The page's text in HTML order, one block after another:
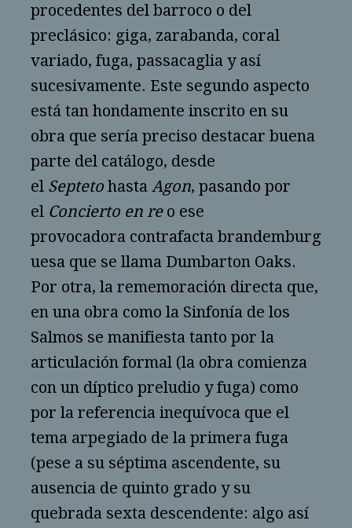
procedentes del barroco o del
preclásico: giga, zarabanda, coral
variado, fuga, passacaglia y así
sucesivamente. Este segundo aspecto
está tan hondamente inscrito en su
obra que sería preciso destacar buena
parte del catálogo, desde
el Septeto hasta Agon, pasando por
el Concierto en reo ese
provocadora contrafacta brandemburg
uesa que se llama Dumbarton Oaks.
Por otra, la rememoración directa que,
en una obra como la Sinfonía de los
Salmos se manifiesta tanto por la
articulación formal (la obra comienza
con un díptico preludio y fuga) como
por la referencia inequívoca que el
tema arpegiado de la primera fuga
(pese a su séptima ascendente, su
ausencia de quinto grado y su
quebrada sexta descendente: algo así